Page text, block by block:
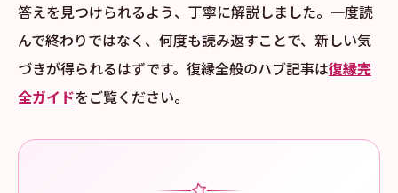
答えを見つけられるよう、丁寧に解説しました。一度読
んで終わりではなく、何度も読み返すことで、新しい気
づきが得られるはずです。復縁全般のハブ記事は復縁完
全ガイドをご覧ください。